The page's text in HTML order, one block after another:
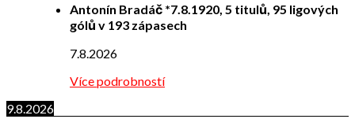
Antonín Bradáč *7.8.1920, 5 titulů, 95 ligových
gólů v 193 zápasech
7.8.2026
Více podrobností
9.8.2026